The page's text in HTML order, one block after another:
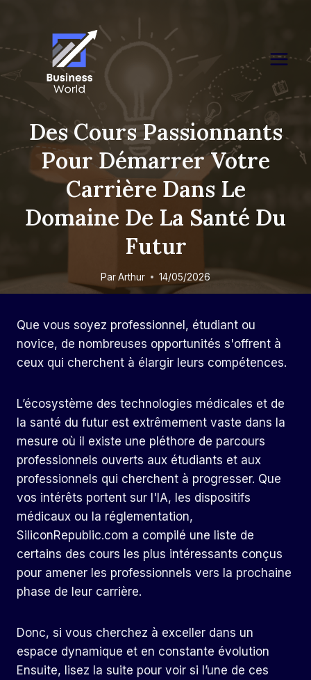
content
Des Cours Passionnants
Pour Démarrer Votre
Carrière Dans Le
Domaine De La Santé Du
Futur
ParArthur 14/05/2026
Que vous soyez professionnel, étudiant ou
novice, de nombreuses opportunités s'offrent à
ceux qui cherchent à élargir leurs compétences.
L’écosystème des technologies médicales et de
la santé du futur est extrêmement vaste dans la
mesure où il existe une pléthore de parcours
professionnels ouverts aux étudiants et aux
professionnels qui cherchent à progresser. Que
vos intérêts portent sur l'IA, les dispositifs
médicaux ou la réglementation,
SiliconRepublic.com a compilé une liste de
certains des cours les plus intéressants conçus
pour amener les professionnels vers la prochaine
phase de leur carrière.
Donc, si vous cherchez à exceller dans un
espace dynamique et en constante évolution
Ensuite, lisez la suite pour voir si l’une de ces